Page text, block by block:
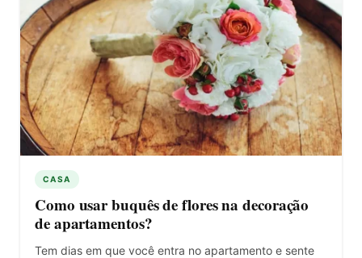
CASA
Como usar buquês de flores na decoração
de apartamentos?
Tem dias em que você entra no apartamento e sente